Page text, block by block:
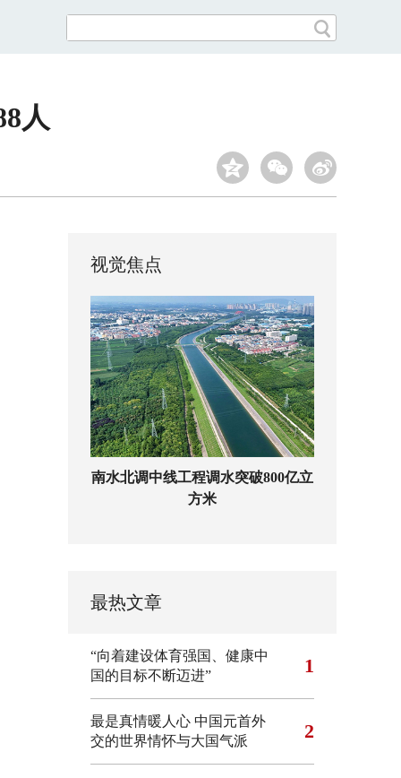
人
视觉焦点
南水北调中线工程调水突破800亿立
方米
最热文章
“向着建设体育强国、健康中
国的目标不断迈进”
1
最是真情暖人心 中国元首外
交的世界情怀与大国气派
2